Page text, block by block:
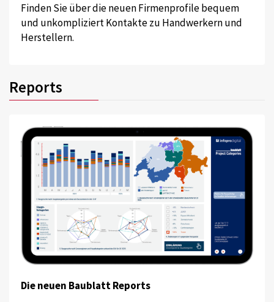
Finden Sie über die neuen Firmenprofile bequem
und unkompliziert Kontakte zu Handwerkern und
Herstellern.
Reports
Die neuen Baublatt Reports